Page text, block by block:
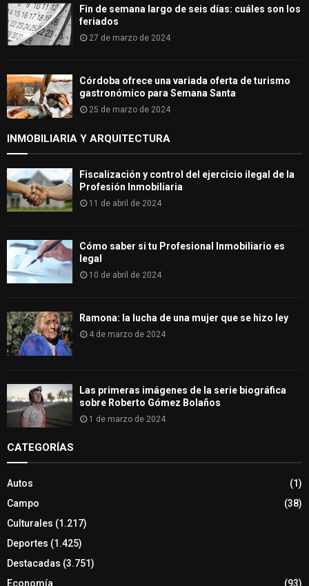
Fin de semana largo de seis días: cuáles son los
feriados
27 de marzo de 2024
Córdoba ofrece una variada oferta de turismo
gastronómico para Semana Santa
25 de marzo de 2024
INMOBILIARIA Y ARQUITECTURA
Fiscalización y control del ejercicio ilegal de la
Profesión Inmobiliaria
11 de abril de 2024
Cómo saber si tu Profesional Inmobiliario es
legal
10 de abril de 2024
Ramona: la lucha de una mujer que se hizo ley
4 de marzo de 2024
Las primeras imágenes de la serie biográfica
sobre Roberto Gómez Bolaños
1 de marzo de 2024
CATEGORÍAS
Autos
(1)
Campo
(38)
Culturales (1.217)
Deportes (1.425)
Destacadas (3.751)
Economía
(93)